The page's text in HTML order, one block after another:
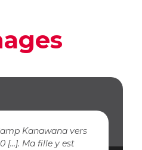
Kanawana vers
[…]. Ma fille y est